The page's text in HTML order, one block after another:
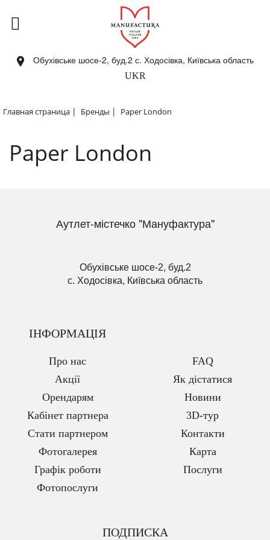
Обухівське шосе-2, буд.2 с. Ходосівка, Київська область
UKR
Главная страница | Бренды | Paper London
Paper London
Аутлет-містечко "Мануфактура"
Обухівське шосе-2, буд.2
с. Ходосівка, Київська область
ІНФОРМАЦІЯ
Про нас
Акції
Орендарям
Кабінет партнера
Стати партнером
Фотогалерея
Графік роботи
Фотопослуги
FAQ
Як дістатися
Новини
3D-тур
Контакти
Карта
Послуги
ПОДПИСКА